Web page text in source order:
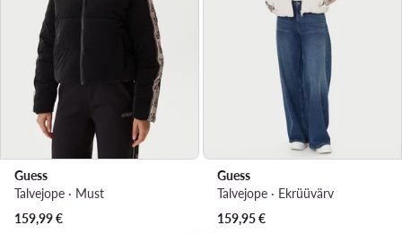
Guess
Talvejope · Must
159,99€
Guess
Talvejope · Ekrüüvärv
159,95€